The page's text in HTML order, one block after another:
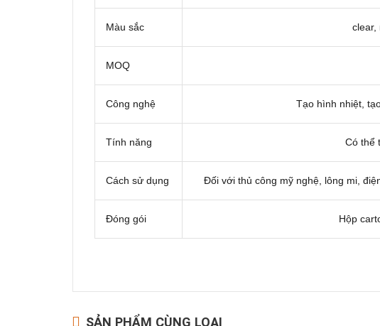
Màu sắc clear,
MOQ
Công nghệ Tạo hình nhiệt,
Tính năng Có thể
Cách sử dụng Đối với thủ công mỹ nghệ, lông mi,
Đóng gói Hộp
SẢN PHẨM CÙNG LOẠI